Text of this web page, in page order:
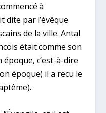
à
dite par l’évêque
de la ville.Antal
était comme son
c’est-à-dire
époque( il a recu le